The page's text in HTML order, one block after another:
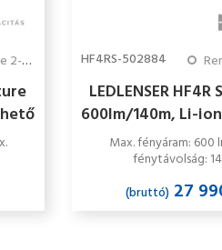
hét HF4RS-502884
LEDLENSER
600lm/140m, Li-
fejlámpa,
Max. fényáram: 600
fénytávolság:
(bruttó)27